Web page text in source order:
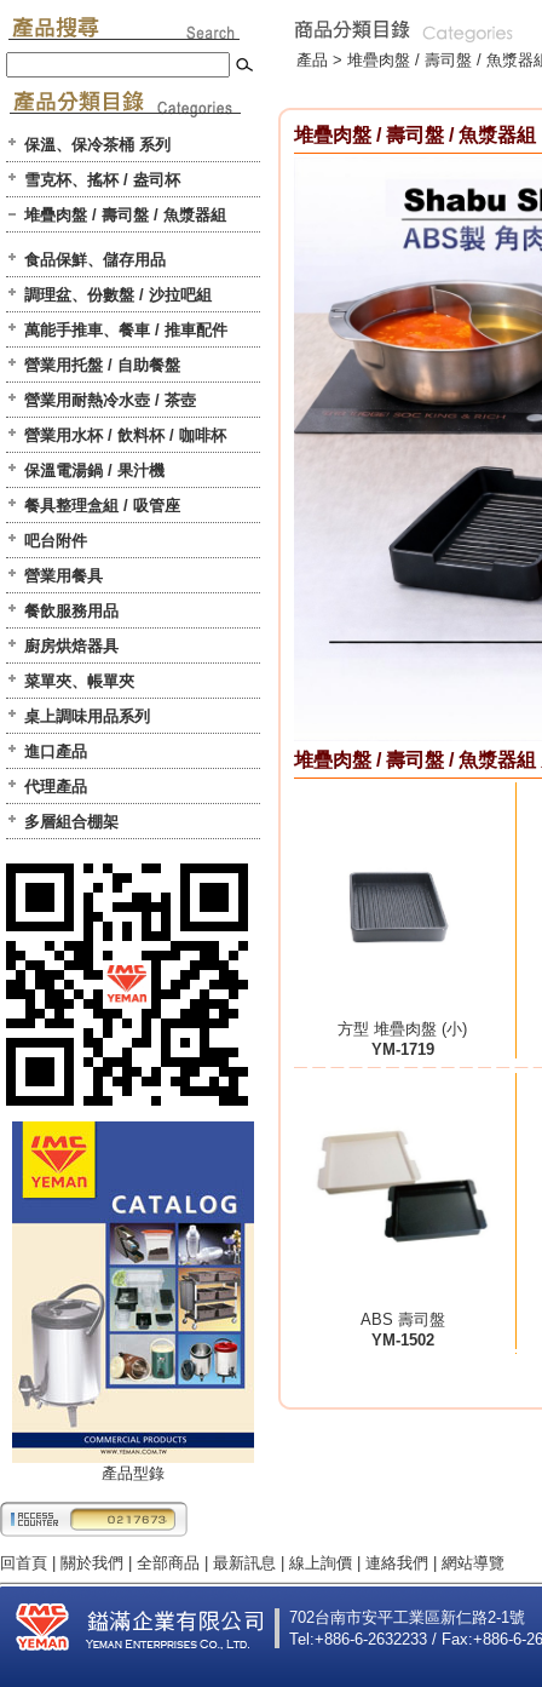
保溫、保冷茶桶 系列
雪克杯、搖杯 / 盎司杯
堆疊肉盤 / 壽司盤 / 魚漿器組
食品保鮮、儲存用品
調理盆、份數盤 / 沙拉吧組
萬能手推車、餐車 / 推車配件
營業用托盤 / 自助餐盤
營業用耐熱冷水壺 / 茶壺
營業用水杯 / 飲料杯 / 咖啡杯
保溫電湯鍋 / 果汁機
餐具整理盒組 / 吸管座
吧台附件
營業用餐具
餐飲服務用品
廚房烘焙器具
菜單夾、帳單夾
桌上調味用品系列
進口產品
代理產品
多層組合棚架
產品型錄
產品 > 堆疊肉盤 / 壽司盤 / 魚漿器
堆疊肉盤 / 壽司盤 / 魚漿器組
堆疊肉盤 / 壽司盤 / 魚漿器組
方型 堆疊肉盤 (小)
YM-1719
ABS 壽司盤
YM-1502
回首頁 | 關於我們 | 全部商品 | 最新訊息 | 線上詢價 | 連絡我們 | 網站導覽
702台南市安平工業區新仁路2-1號
Tel:+886-6-2632233 / Fax:+886-6-